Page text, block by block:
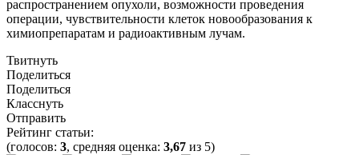
распространением опухоли, возможности проведения
операции, чувствительности клеток новообразования к
химиопрепаратам и радиоактивным лучам.
Твитнуть
Поделиться
Поделиться
Класснуть
Отправить
Рейтинг статьи:
(голосов: 3, средняя оценка: 3,67 из 5)